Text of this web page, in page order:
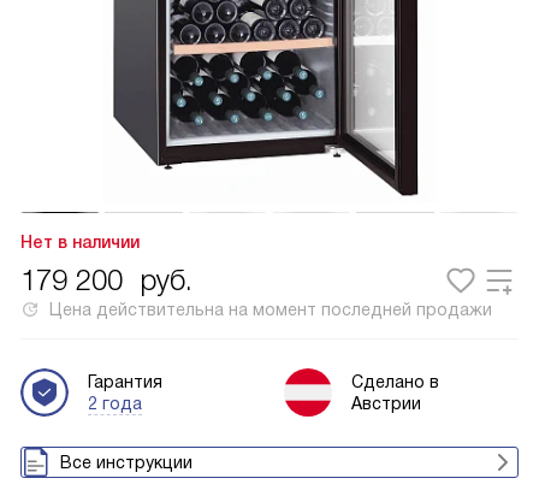
Нет в наличии
179 200 руб.
Цена действительна на момент последней продажи
Гарантия
2 года
Сделано в
Австрии
Все инструкции